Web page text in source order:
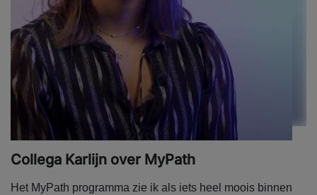
Collega Karlijn over MyPath
Het MyPath programma zie ik als iets heel moois binnen